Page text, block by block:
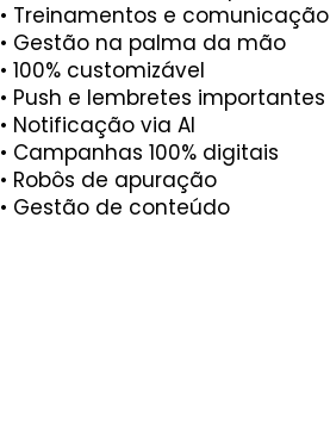
• Treinamentos e comunicação
• Gestão na palma da mão
• 100% customizável
• Push e lembretes importantes
• Notificação via AI
• Campanhas 100% digitais
• Robôs de apuração
• Gestão de conteúdo